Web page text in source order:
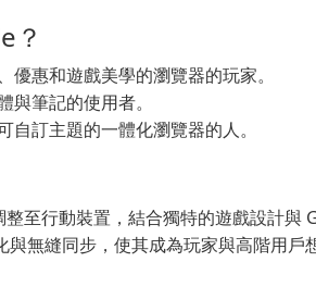
？
惠和遊戲美學的瀏覽器的玩家。
筆記的使用者。
訂主題的一體化瀏覽器的人。
至行動裝置，結合獨特的遊戲設計與
無縫同步，使其成為玩家與高階用戶